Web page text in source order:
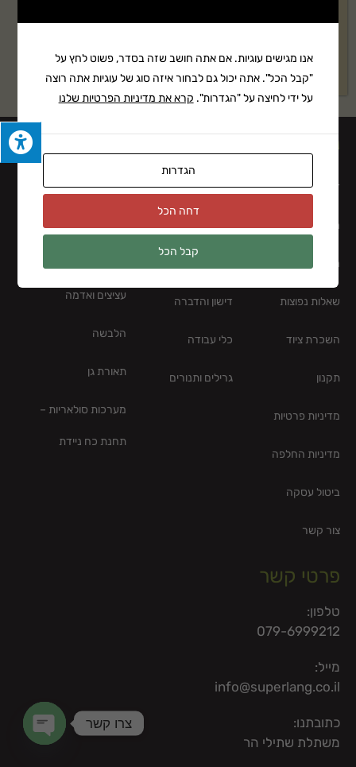
₪160
ניווט באתר
דף הבית
מי אנחנו
מרכז מידע
שאלות נפוצות
השכרת ציוד
תקנון
מדיניות פרטיות
מדיניות החלפה
ביטול עסקה
צור קשר
כלי גינון
מחשוב ובקרה
דישון והדברה
כלי עבודה
גרילים ותנורים
ציוד מחנאות / ציוד
עציצים ואדמה
הלבשה
תאורת גן
מערכות סולאריות –
תחנת כח ניידת
פרטי קשר
טלפון:
079-6999212
מייל:
info@superlang.co.il
כתובתנו:
משתלת שתילי הר
אנו מגישים עוגיות. אם אתה חושב שזה בסדר, פשוט לחץ על
"קבל הכל". אתה יכול גם לבחור איזה סוג של עוגיות אתה רוצה
על ידי לחיצה על "הגדרות". קרא את מדיניות הפרטיות שלנו
הגדרות
דחה הכל
קבל הכל
צרו קשר